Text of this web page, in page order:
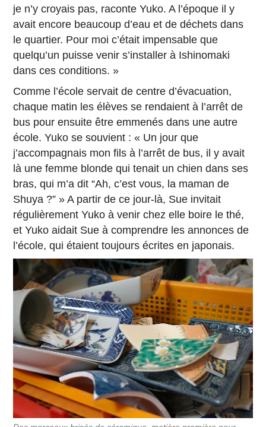
je n’y croyais pas, raconte Yuko. A l’époque il y
avait encore beaucoup d’eau et de déchets dans
le quartier. Pour moi c’était impensable que
quelqu’un puisse venir s’installer à Ishinomaki
dans ces conditions. »
Comme l’école servait de centre d’évacuation,
chaque matin les élèves se rendaient à l’arrêt de
bus pour ensuite être emmenés dans une autre
école. Yuko se souvient : « Un jour que
j’accompagnais mon fils à l’arrêt de bus, il y avait
là une femme blonde qui tenait un chien dans ses
bras, qui m’a dit “Ah, c’est vous, la maman de
Shuya ?” » A partir de ce jour-là, Sue invitait
régulièrement Yuko à venir chez elle boire le thé,
et Yuko aidait Sue à comprendre les annonces de
l’école, qui étaient toujours écrites en japonais.